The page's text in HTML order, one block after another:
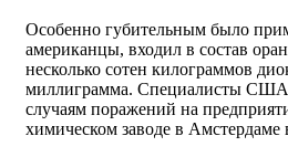
Особенно губительным было
американцы, входил в состав
несколько сотен килограммов
миллиграмма. Специалисты США
случаям поражений на
химическом заводе в Амстердаме